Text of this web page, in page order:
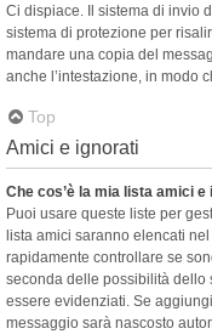
Ci dispiace. Il sistema di invio
sistema di protezione per
mandare una copia del
anche l’intestazione, in modo
Top
Amici e ignorati
Che cos’è la mia lista amici e
Puoi usare queste liste per
lista amici saranno elencati
rapidamente controllare se
seconda delle possibilità dello
essere evidenziati. Se
messaggio sarà nascosto